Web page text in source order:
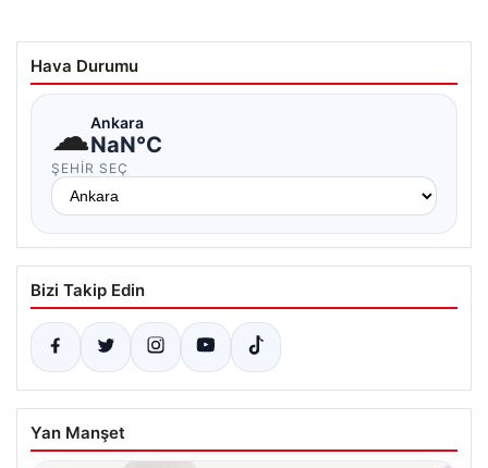
Hava Durumu
☁Ankara
NaN°C
ŞEHIR SEÇ
Bizi Takip Edin
Yan Manşet